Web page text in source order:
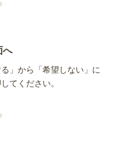
へ
」から「希望しない」に
てください。